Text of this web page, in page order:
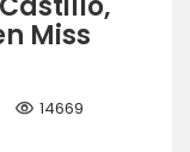
Miss
visibility 14669